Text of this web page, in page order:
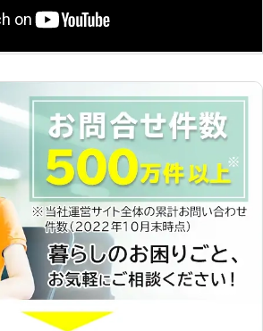
す。 ご利用時に、弊社で減額証明証
な内容をお知りになりたい場合はお問
は地元地域の皆様に貢献できるよう交
通費、広告代や事務所などの経費やコ
ストをとことんカット！ 迅速で低価
格、ライフスタイルに沿った親身な対
応でたくさんのお客様からお喜びの言
葉を頂戴しています。 「ガッテン水
道」では、ご利用いただいた全てのお
客様に「ありがとう！」と言っていた
だける様、誠心誠意対応いたします。
神奈川県で水漏れ修理業者をお探しの
際は、弊社をご利用いただければ幸い
です。
すので、水漏れ修理をご要望の際は弊
社「BEST株式会社」までご相談くだ
置していると、水道代やカビ発生など
さまざまな問題が発生してきます。
そのため、水漏れしていると分かれば
なるべく早く修理してほしいものです
よね。 そのようなときは、弊社
「BEST株式会社」にお任せを。 弊社
は24時間年中無休でお客様からのご
依頼を承っておりますのでご安心を。
最短で30分以内で現場に駆け付け問
題を解決した事例も過去にあります。
緊急時の際は、即時解決が可能な弊社
までお気軽にご相談ください。 水道
やトイレの水漏れ修理なら、弊社
「BEST株式会社」へ。 お客様の水回